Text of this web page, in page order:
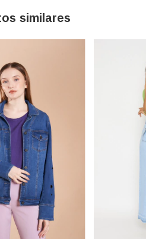
similares